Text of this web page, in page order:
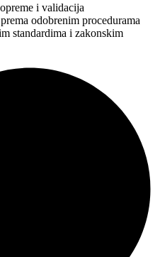
i validacija
odobrenim procedurama
standardima i zakonskim